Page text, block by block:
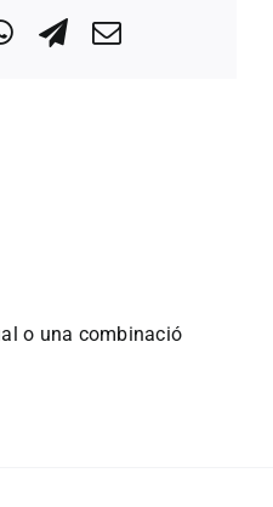
WhatsApp
Telegram
Correo
o una combinació